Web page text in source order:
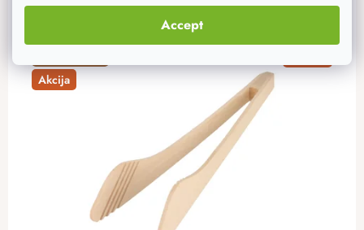
Accept
Akcija